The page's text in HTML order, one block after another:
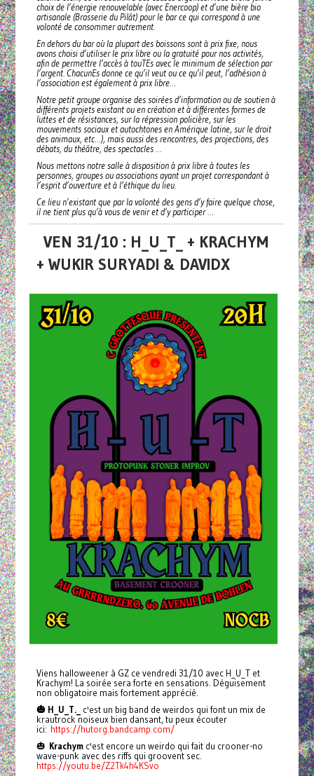
choix de l’énergie renouvelable (avec Enercoop) et d’une bière bio
artisanale (Brasserie du Pilât) pour le bar ce qui correspond à une
volonté de consommer autrement.
En dehors du bar où la plupart des boissons sont à prix fixe, nous
avons choisi d’utiliser le prix libre ou la gratuité pour nos activités,
afin de permettre l’accès à touTEs avec le minimum de sélection par
l’argent. ChacunEs donne ce qu’il veut ou ce qu’il peut, l’adhésion à
l’association est également à prix libre…
Notre petit groupe organise des soirées d’information ou de soutien à
différents projets existant ou en création et à différentes formes de
luttes et de résistances, sur la répression policière, sur les
mouvements sociaux et autochtones en Amérique latine, sur le droit
des animaux, etc…), mais aussi des rencontres, des projections, des
débats, du théâtre, des spectacles …
Nous mettons notre salle à disposition à prix libre à toutes les
personnes, groupes ou associations ayant un projet correspondant à
l’esprit d’ouverture et à l’éthique du lieu.
Ce lieu n’existant que par la volonté des gens d’y faire quelque chose,
il ne tient plus qu’à vous de venir et d’y participer …
VEN 31/10 : H_U_T_ + KRACHYM
+ WUKIR SURYADI & DAVIDX
Viens halloweener à GZ ce vendredi 31/10 avec H_U_T et
Krachym! La soirée sera forte en sensations. Déguisement
non obligatoire mais fortement apprécié.
🎃 H_U_T._
c'est un big band de weirdos qui font un mix de
krautrock noiseux bien dansant, tu peux écouter
ici: https://hutorg.bandcamp.com/
🎃 Krachymc'est encore un weirdo qui fait du crooner-no
wave-punk avec des riffs qui groovent sec.
https://youtu.be/Z2Tk4h4KSvo